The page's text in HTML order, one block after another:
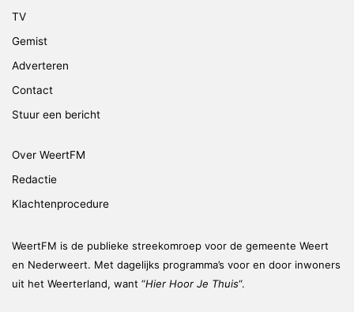
TV
Gemist
Adverteren
Contact
Stuur een bericht
Over WeertFM
Redactie
Klachtenprocedure
WeertFM is de publieke streekomroep voor de gemeente Weert
en Nederweert. Met dagelijks programma’s voor en door inwoners
uit het Weerterland, want “Hier Hoor Je Thuis“.